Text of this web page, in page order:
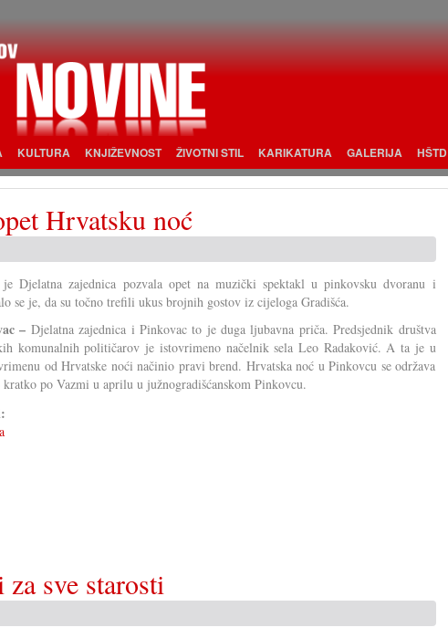
KULTURA KNJIŽEVNOST ŽIVOTNI STIL KARIKATURA GALERIJA HŠTD
Hrvatsku noć
Djelatna zajednica pozvala opet na muzički spektakl u pinkovsku dvoranu i
se je, da su točno trefili ukus brojnih gostov iz cijeloga Gradišća.
– Djelatna zajednica i Pinkovac to je duga ljubavna priča. Predsjednik društva
komunalnih političarov je istovrimeno načelnik sela Leo Radaković. A ta je u
od Hrvatske noći načinio pravi brend. Hrvatska noć u Pinkovcu se održava
po Vazmi u aprilu u južnogradišćanskom Pinkovcu.
sve starosti